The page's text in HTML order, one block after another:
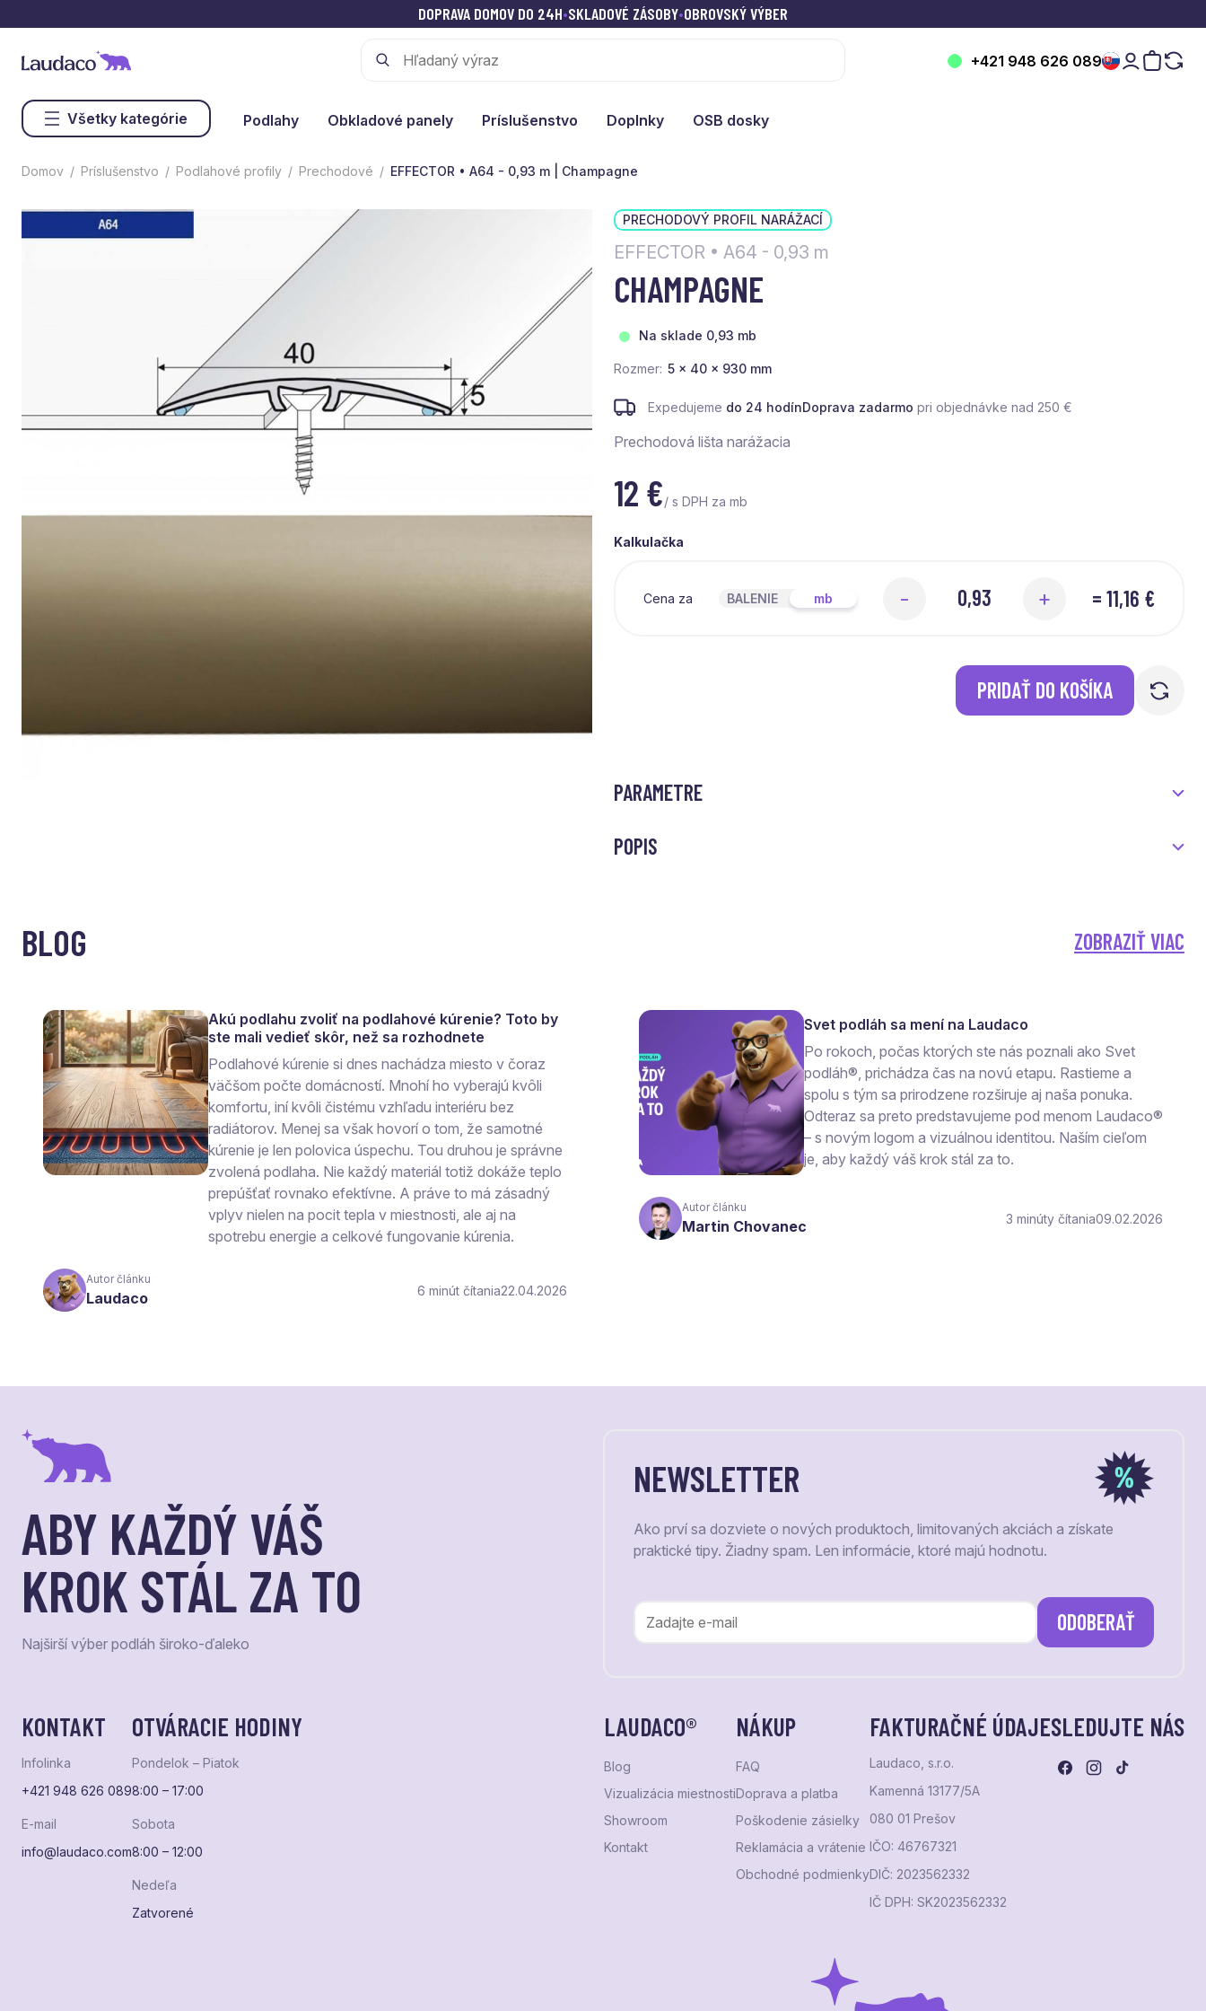
DOPRAVA DOMOV DO 24H•SKLADOVÉ ZÁSOBY•OBROVSKÝ VÝBER
+421 948 626 089
Všetky kategórie Podlahy Obkladové panely Príslušenstvo Doplnky OSB dosky
Domov Príslušenstvo Podlahové profily Prechodové EFFECTOR • A64 - 0,93 m | Champagne
PRECHODOVÝ PROFIL NARÁŽACÍ
EFFECTOR • A64 - 0,93 m
CHAMPAGNE
Na sklade 0,93 mb
Rozmer 5 x 40 x 930 mm
Expedujeme do 24 hodínDoprava zadarmo pri objednávke nad 250 €
Prechodová lišta narážacia
12 €/ s DPH za mb
Kalkulačka
Cena za BALENIE mb - + =11,16 €
PRIDAŤ DO KOŠÍKA
PARAMETRE
POPIS
BLOG ZOBRAZIŤ VIAC
Akú podlahu zvoliť na podlahové kúrenie? Toto by
ste mali vedieť skôr, než sa rozhodnete
Podlahové kúrenie si dnes nachádza miesto v čoraz
väčšom počte domácností. Mnohí ho vyberajú kvôli
komfortu, iní kvôli čistému vzhľadu interiéru bez
radiátorov. Menej sa však hovorí o tom, že samotné
kúrenie je len polovica úspechu. Tou druhou je správne
zvolená podlaha. Nie každý materiál totiž dokáže teplo
prepúšťať rovnako efektívne. A práve to má zásadný
vplyv nielen na pocit tepla v miestnosti, ale aj na
spotrebu energie a celkové fungovanie kúrenia.
Autor článku
Laudaco 6 čítania22.04.2026
Svet podláh sa mení na Laudaco
Po rokoch, počas ktorých ste nás poznali ako Svet
podláh®, prichádza čas na novú etapu. Rastieme a
spolu s tým sa prirodzene rozširuje aj naša ponuka.
Odteraz sa preto predstavujeme pod menom Laudaco®
– s novým logom a vizuálnou identitou. Naším cieľom
je, aby každý váš krok stál za to.
Autor článku
Martin Chovanec 3 čítania09.02.2026
ABY KAŽDÝ VÁŠ
KROK STÁL ZA TO
Najširší výber podláh široko-ďaleko
NEWSLETTER
Ako prví sa dozviete o nových produktoch, limitovaných akciách a získate
praktické tipy. Žiadny spam. Len informácie, ktoré majú hodnotu.
ODOBERAŤ
KONTAKT
Infolinka
+421 948 626 089
E-mail
info@laudaco.com
OTVÁRACIE HODINY
Pondelok – Piatok
8:00 – 17:00
Sobota
8:00 – 12:00
Nedeľa
Zatvorené
LAUDACO®
Blog
Vizualizácia miestnosti
Showroom
Kontakt
NÁKUP
FAQ
Doprava a platba
Poškodenie zásielky
Reklamácia a vrátenie
Obchodné podmienky
FAKTURAČNÉ ÚDAJE
Laudaco, s.r.o.
Kamenná 13177/5A
080 01 Prešov
IČO: 46767321
DIČ: 2023562332
IČ DPH: SK2023562332
SLEDUJTE NÁS